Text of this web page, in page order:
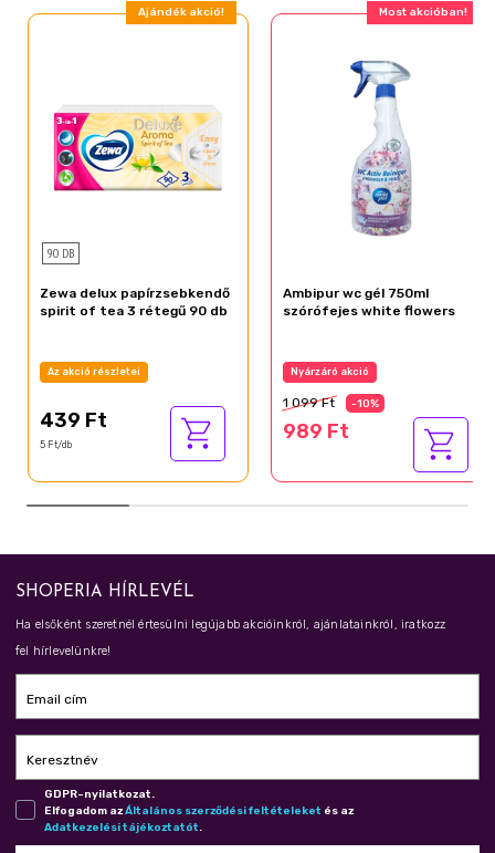
Ajándék akció!
90 DB
Zewa delux papírzsebkendő
spirit of tea 3 rétegű 90 db
Az akció részletei
439 Ft
5 Ft/db
Most akcióban!
Ambipur wc gél 750ml
szórófejes white flowers
Nyárzáró akció
1 099 Ft -10%
989 Ft
SHOPERIA HÍRLEVÉL
Ha elsőként szeretnél értesülni legújabb akcióinkról, ajánlatainkról, iratkozz
fel hírlevelünkre!
Email cím
Keresztnév
GDPR-nyilatkozat.
Elfogadom azÁl­ta­lá­nos szer­ző­dé­si fel­té­te­le­ket és az
Adat­ke­ze­lé­si tá­jé­koz­ta­tót.